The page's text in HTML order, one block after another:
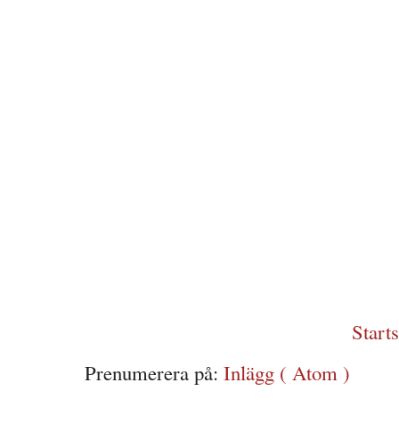
Prenumerera på: Inlägg ( Atom )